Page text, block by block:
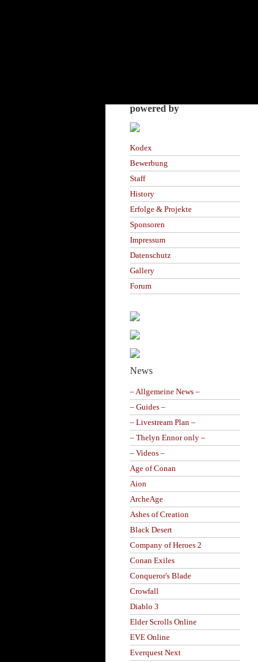
powered by
Kodex
Bewerbung
Staff
History
Erfolge & Projekte
Sponsoren
Impressum
Datenschutz
Gallery
Forum
News
– Allgemeine News –
– Guides –
– Livestream Plan –
– Thelyn Ennor only –
– Videos –
Age of Conan
Aion
ArcheAge
Ashes of Creation
Black Desert
Company of Heroes 2
Conan Exiles
Conqueror's Blade
Crowfall
Diablo 3
Elder Scrolls Online
EVE Online
Everquest Next